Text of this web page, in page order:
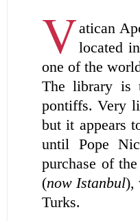
Vatican
located
one of the
The library is
pontiffs. Very
but it appears
until Pope
purchase of
(now Istanbul),
Turks.